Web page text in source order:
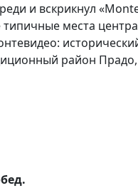
и вскрикнул
места
район